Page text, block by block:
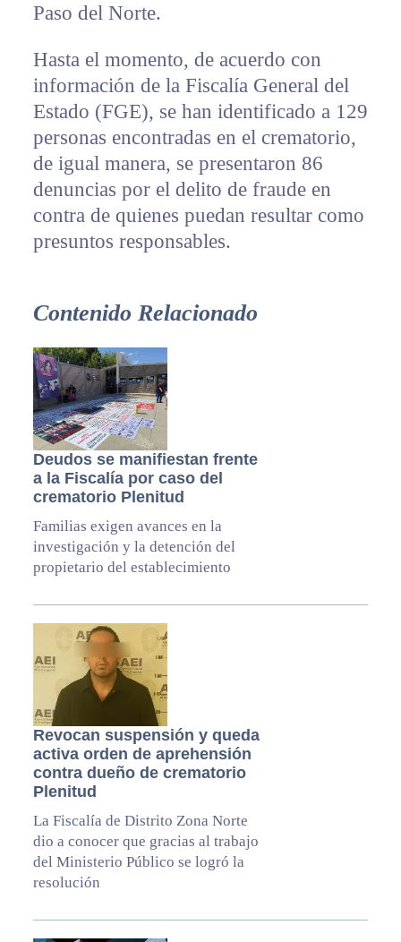
Paso del Norte.
Hasta el momento, de acuerdo con
información de la Fiscalía General del
Estado (FGE), se han identificado a 129
personas encontradas en el crematorio,
de igual manera, se presentaron 86
denuncias por el delito de fraude en
contra de quienes puedan resultar como
presuntos responsables.
Contenido Relacionado
Deudos se manifiestan frente
a la Fiscalía por caso del
crematorio Plenitud
Familias exigen avances en la
investigación y la detención del
propietario del establecimiento
Revocan suspensión y queda
activa orden de aprehensión
contra dueño de crematorio
Plenitud
La Fiscalía de Distrito Zona Norte
dio a conocer que gracias al trabajo
del Ministerio Público se logró la
resolución